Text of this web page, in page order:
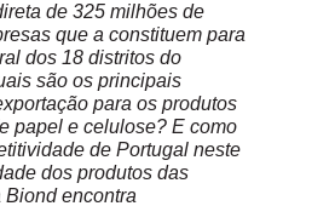
de 325 milhões de
que a constituem para
dos 18 distritos do
são os principais
para os produtos
papel e celulose? E como
de Portugal neste
dos produtos das
encontra